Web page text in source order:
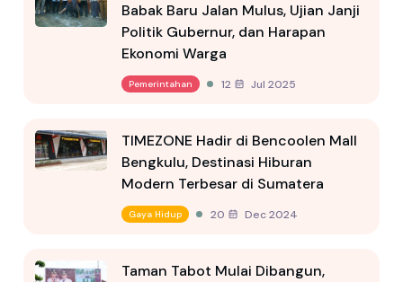
Babak Baru Jalan Mulus, Ujian Janji
Politik Gubernur, dan Harapan
Ekonomi Warga
Pemerintahan 12 Jul 2025
TIMEZONE Hadir di Bencoolen Mall
Bengkulu, Destinasi Hiburan
Modern Terbesar di Sumatera
Gaya Hidup 20 Dec 2024
Taman Tabot Mulai Dibangun,